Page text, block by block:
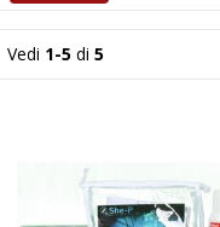
Vedi 1-5 di5